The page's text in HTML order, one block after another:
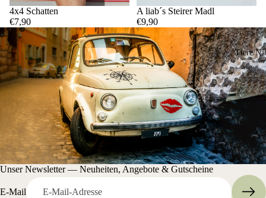
Tiere/
4x4 Schatten
€7,90
A liab´s Steirer Madl
€9,90
Unser Newsletter — Neuheiten, Angebote & Gutscheine
E-Mail